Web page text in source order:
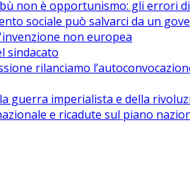
non è opportunismo: gli errori
sociale può salvarci da un
non europea
sindacato
rilanciamo
guerra imperialista e della
e ricadute sul piano